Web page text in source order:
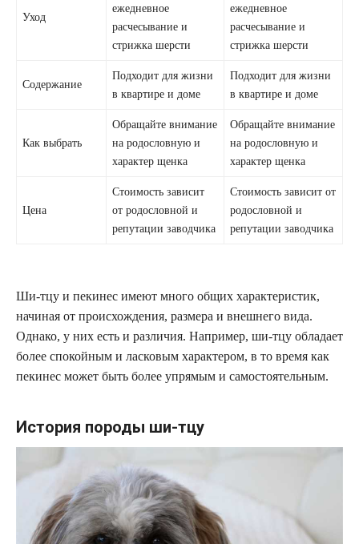
Уход
ежедневное
расчесывание и
стрижка шерсти
ежедневное
расчесывание и
стрижка шерсти
Содержание
Подходит для жизни
в квартире и доме
Подходит для жизни
в квартире и доме
Как выбрать
Обращайте внимание
на родословную и
характер щенка
Обращайте внимание
на родословную и
характер щенка
Цена
Стоимость зависит
от родословной и
репутации заводчика
Стоимость зависит от
родословной и
репутации заводчика
Ши-тцу и пекинес имеют много общих характеристик,
начиная от происхождения, размера и внешнего вида.
Однако, у них есть и различия. Например, ши-тцу обладает
более спокойным и ласковым характером, в то время как
пекинес может быть более упрямым и самостоятельным.
История породы ши-тцу